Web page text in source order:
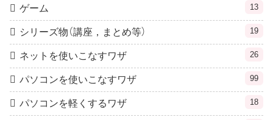
ゲーム 13
シリーズ物（講座，まとめ等） 19
ネットを使いこなすワザ 26
パソコンを使いこなすワザ 99
パソコンを軽くするワザ 18